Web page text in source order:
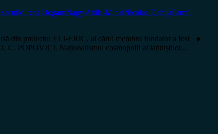
Mircea DogaruNagy Attila-MihaiNicolae DabijaPamfil
din proiectul ELI-ERIC, al cărui membru fondator a fost ●
C. POPOVICI. Naționalismul cosmopolit al latiniștilor…